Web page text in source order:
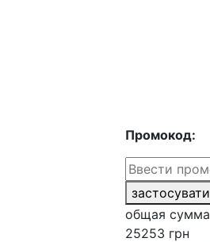
Промокод:
застосувати
общая сумма
25253 грн